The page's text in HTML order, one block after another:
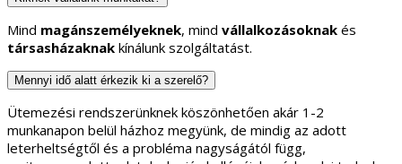
Mind magánszemélyeknek, mind vállalkozásoknak és
társasházaknak kínálunk szolgáltatást.
Mennyi idő alatt érkezik ki a szerelő?
Ütemezési rendszerünknek köszönhetően akár 1-2
munkanapon belül házhoz megyünk, de mindig az adott
leterheltségtől és a probléma nagyságától függ,